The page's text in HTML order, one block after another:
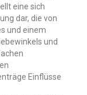
eine sich
dar, die von
und einem
und
Einflüsse